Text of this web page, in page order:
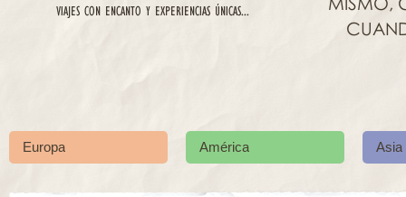
Europa América Asia